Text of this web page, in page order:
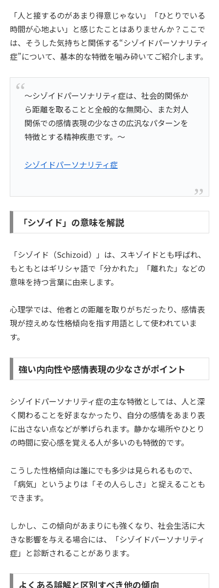
「人と接するのがあまり得意じゃない」「ひとりでいる
時間が心地よい」と感じたことはありませんか？ここで
は、そうした気持ちと関係する“シゾイドパーソナリティ
症”について、基本的な特徴を噛み砕いてご紹介します。
～シゾイドパーソナリティ症は、社会的関係か
ら距離を取ることと全般的な無関心、また対人
関係での感情表現の少なさの広汎なパターンを
特徴とする精神疾患です。～
シゾイドパーソナリティ症
「シゾイド」の意味を解説
「シゾイド（Schizoid）」は、スキゾイドとも呼ばれ、
もともとはギリシャ語で「分かれた」「離れた」などの
意味を持つ言葉に由来します。
心理学では、他者との距離を取りがちだったり、感情表
現が控えめな性格傾向を指す用語として使われていま
す。
強い内向性や感情表現の少なさがポイント
シゾイドパーソナリティ症の主な特徴としては、人と深
く関わることを好まなかったり、自分の感情をあまり表
に出さない点などが挙げられます。静かな場所やひとり
の時間に安心感を覚える人が多いのも特徴的です。
こうした性格傾向は誰にでも多少は見られるもので、
「病気」というよりは「その人らしさ」と捉えることも
できます。
しかし、この傾向があまりにも強くなり、社会生活に大
きな影響を与える場合には、「シゾイドパーソナリティ
症」と診断されることがあります。
よくある誤解と区別すべき他の傾向